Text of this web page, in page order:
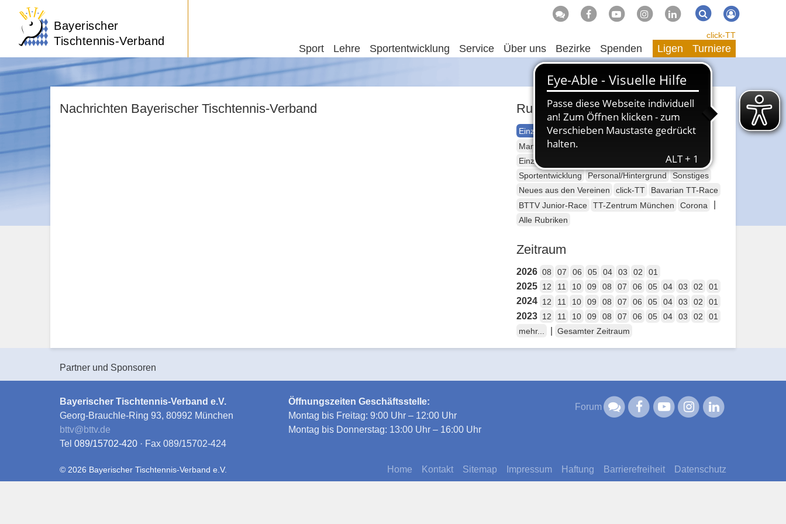
Bayerischer
Tischtennis-Verband
Suche Suchen
Sport Lehre Sportentwicklung Service Über uns Bezirke Spenden
click-TT
Ligen Turniere
Nachrichten Bayerischer Tischtennis-Verband Rubriken
Einzelsport Erwachsene
Mannschaftssport Erwachsene
Einzelsport Jugend
Mannschaftssport Jugend
Sportentwicklung
Personal/Hintergrund
Sonstiges
Neues aus den Vereinen
click-TT
Bavarian TT-Race
BTTV Junior-Race
TT-Zentrum München Corona
Alle Rubriken
Zeitraum
2026 08 07 06 05 04 03 02 01
2025 12 11 10 09 08 07 06 05 04 03 02 01
2024 12 11 10 09 08 07 06 05 04 03 02 01
2023 12 11 10 09 08 07 06 05 04 03 02
01
mehr...
Gesamter Zeitraum
Partner und Sponsoren
Bayerischer Tischtennis-Verband e.V.
Georg-Brauchle-Ring 93, 80992 München
bttv@bttv.de
Tel 089/15702-420 · Fax 089/15702-424
Öffnungszeiten Geschäftsstelle:
Montag bis Freitag: 9:00 Uhr – 12:00 Uhr
Montag bis Donnerstag: 13:00 Uhr – 16:00 Uhr
Forum
Home Kontakt Sitemap Impressum Haftung Barrierefreiheit Datenschutz
© 2026 Bayerischer Tischtennis-Verband e.V.